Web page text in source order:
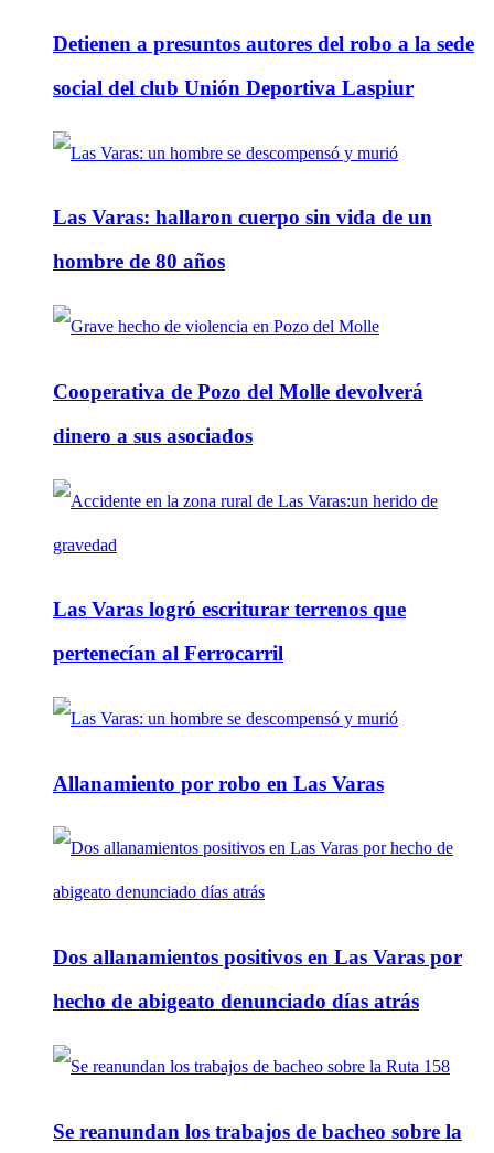
Detienen a presuntos autores del robo a la sede
social del club Unión Deportiva Laspiur
Las Varas: hallaron cuerpo sin vida de un
hombre de 80 años
Cooperativa de Pozo del Molle devolverá
dinero a sus asociados
Las Varas logró escriturar terrenos que
pertenecían al Ferrocarril
Allanamiento por robo en Las Varas
Dos allanamientos positivos en Las Varas por
hecho de abigeato denunciado días atrás
Se reanundan los trabajos de bacheo sobre la